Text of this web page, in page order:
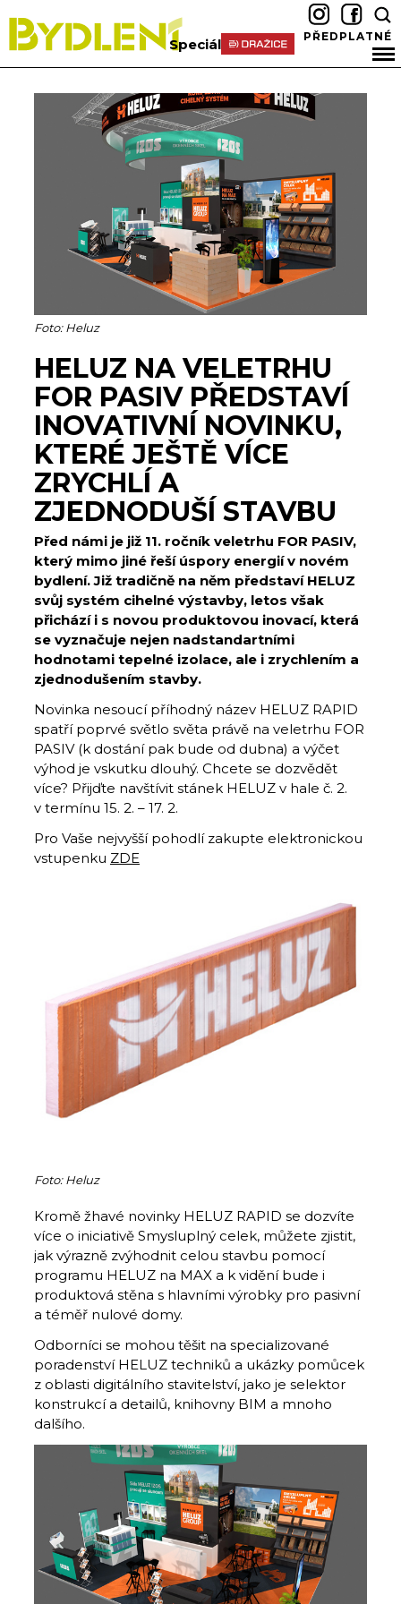
Speciál PŘEDPLATNÉ
Foto: Heluz
HELUZ NA VELETRHU
FOR PASIV PŘEDSTAVÍ
INOVATIVNÍ NOVINKU,
KTERÉ JEŠTĚ VÍCE
ZRYCHLÍ A
ZJEDNODUŠÍ STAVBU
Před námi je již 11. ročník veletrhu FOR PASIV,
který mimo jiné řeší úspory energií v novém
bydlení. Již tradičně na něm představí HELUZ
svůj systém cihelné výstavby, letos však
přichází i s novou produktovou inovací, která
se vyznačuje nejen nadstandartními
hodnotami tepelné izolace, ale i zrychlením a
zjednodušením stavby.
Novinka nesoucí příhodný název HELUZ RAPID
spatří poprvé světlo světa právě na veletrhu FOR
PASIV (k dostání pak bude od dubna) a výčet
výhod je vskutku dlouhý. Chcete se dozvědět
více? Přijďte navštívit stánek HELUZ v hale č. 2.
v termínu 15. 2. – 17. 2.
Pro Vaše nejvyšší pohodlí zakupte elektronickou
vstupenku ZDE
Foto: Heluz
Kromě žhavé novinky HELUZ RAPID se dozvíte
více o iniciativě Smysluplný celek, můžete zjistit,
jak výrazně zvýhodnit celou stavbu pomocí
programu HELUZ na MAX a k vidění bude i
produktová stěna s hlavními výrobky pro pasivní
a téměř nulové domy.
Odborníci se mohou těšit na specializované
poradenství HELUZ techniků a ukázky pomůcek
z oblasti digitálního stavitelství, jako je selektor
konstrukcí a detailů, knihovny BIM a mnoho
dalšího.